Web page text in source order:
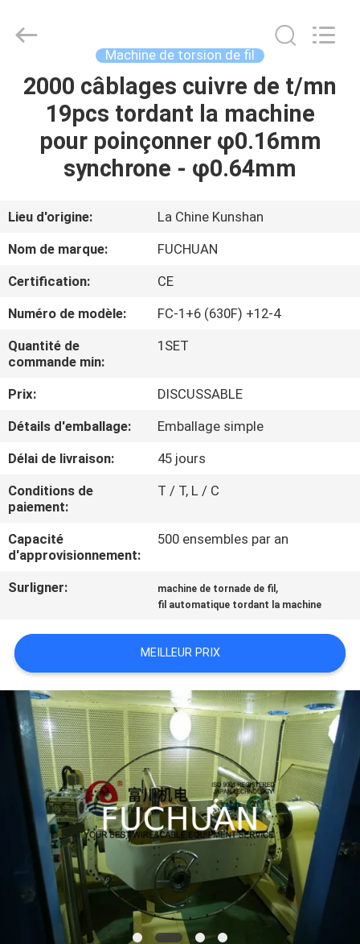
ACCUEIL
PRODUITS
VIDÉOS
LE
VR
À
PROPOS
DE
NOUS
VISITE
DE
L'USINE
CONTRÔLE
CONTACTEZ-
NOUS
NOUVELLES
LES
AFFAIRES
PLAN
DU
Electrical
Rights
Reserved.
Machine de torsion de fil
2000 câblages cuivre de t/mn
19pcs tordant la machine
pour poinçonner φ0.16mm
synchrone - φ0.64mm
Lieu d'origine:
La Chine Kunshan
Nom de marque:
FUCHUAN
Certification:
CE
Numéro de modèle:
FC-1+6 (630F) +12-4
Quantité de
commande min:
1SET
Prix:
DISCUSSABLE
Détails d'emballage:
Emballage simple
Délai de livraison:
45 jours
Conditions de
paiement:
T / T, L / C
Capacité
d'approvisionnement:
500 ensembles par an
Surligner: machine de tornade de fil ,
fil automatique tordant la machine
MEILLEUR PRIX